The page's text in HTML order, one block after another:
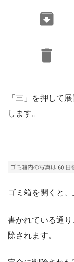
「三」を押して
します。
ゴミ箱を開くと
書かれている通
除されます。